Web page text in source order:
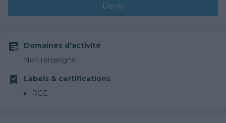
Devis
Domaines d'activité
Non renseigné
Labels & certifications
RGE